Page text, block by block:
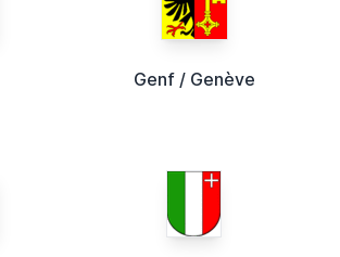
Genf / Genève